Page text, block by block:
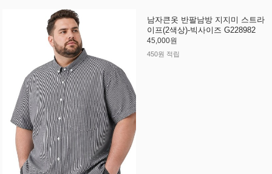
남자큰옷 반팔남방 지지미 스트라
이프(2색상)-빅사이즈 G228982
45,000원
450원 적립